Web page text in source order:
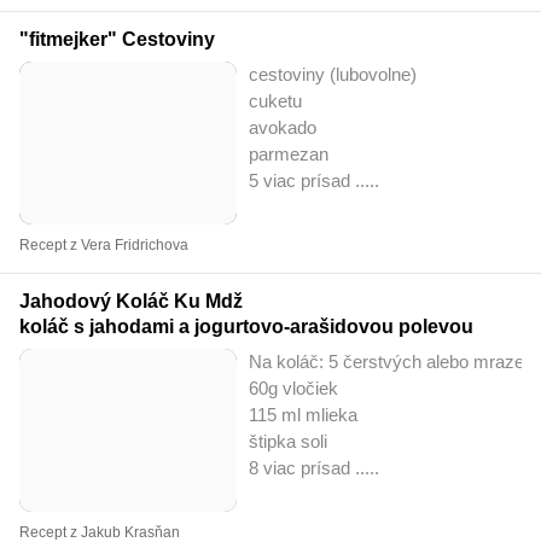
"fitmejker" Cestoviny
cestoviny (lubovolne)
cuketu
avokado
parmezan
5 viac prísad .....
Recept z Vera Fridrichova
Jahodový Koláč Ku Mdž
koláč s jahodami a jogurtovo-arašidovou polevou
Na koláč: 5 čerstvých alebo
60g vločiek
115 ml mlieka
štipka soli
8 viac prísad .....
Recept z Jakub Krasňan